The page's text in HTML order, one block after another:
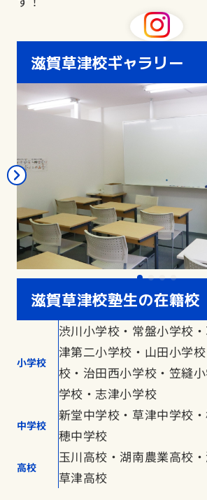
滋賀草津校ギャラリー
滋賀草津校塾生の在籍校
小学校
渋川小学校・常盤小学校
津第二小学校・山田小学
校・治田西小学校・笠縫
学校・志津小学校
中学校
新堂中学校・草津中学校
穂中学校
高校
玉川高校・湖南農業高校
草津高校